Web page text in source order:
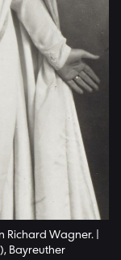
Richard Wagner. |
Bayreuther